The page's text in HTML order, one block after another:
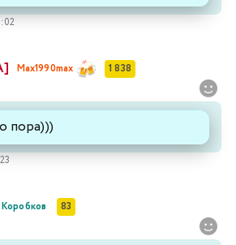
Max1990max 1 838
пора)))
83